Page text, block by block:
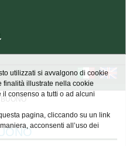
utilizzati si avvalgono di cookie
finalità illustrate nella cookie
consenso a tutti o ad alcuni
pagina, cliccando su un link
acconsenti all’uso dei